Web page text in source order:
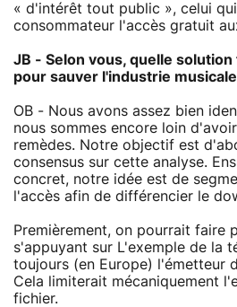
« d'intérêt tout public », celui
consommateur l'accès gratuit
JB - Selon vous, quelle
pour sauver l'industrie
OB - Nous avons assez bien
nous sommes encore loin
remèdes. Notre objectif est
consensus sur cette analyse.
concret, notre idée est de
l'accès afin de différencier le
Premièrement, on pourrait faire
s'appuyant sur L'exemple de la
toujours (en Europe) l'émetteur
Cela limiterait mécaniquement
fichier.